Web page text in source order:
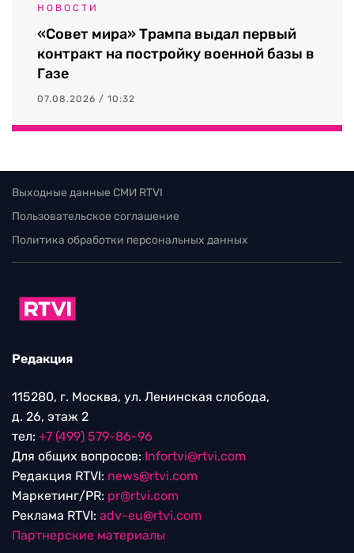
НОВОСТИ
«Совет мира» Трампа выдал первый
контракт на постройку военной базы в
Газе
07.08.2026 / 10:32
Выходные данные СМИ RTVI
Пользовательское соглашение
Политика обработки персональных данных
Редакция
115280, г. Москва, ул. Ленинская слобода,
д. 26, этаж 2
тел: +7 (499) 579-86-96
Для общих вопросов: Infortvi@rtvi.com
Редакция RTVI: news@rtvi.com
Маркетинг/PR: pr@rtvi.com
Реклама RTVI: adv-eu@rtvi.com
Партнерские материалы